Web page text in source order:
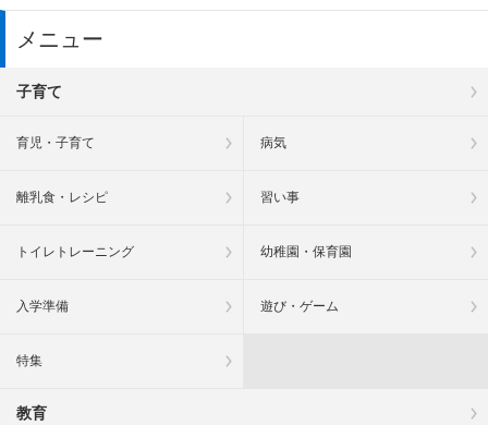
メニュー
子育て
育児・子育て 病気
離乳食・レシピ 習い事
トイレトレーニング 幼稚園・保育園
入学準備 遊び・ゲーム
特集
教育